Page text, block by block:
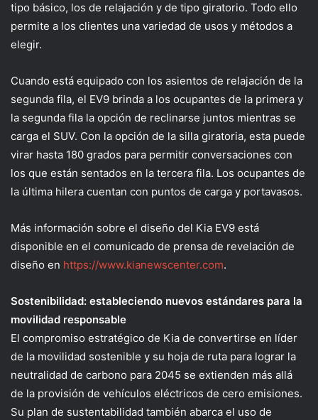
tipo básico, los de relajación y de tipo giratorio. Todo ello
permite a los clientes una variedad de usos y métodos a
elegir.
Cuando está equipado con los asientos de relajación de la
segunda fila, el EV9 brinda a los ocupantes de la primera y
la segunda fila la opción de reclinarse juntos mientras se
carga el SUV. Con la opción de la silla giratoria, esta puede
virar hasta 180 grados para permitir conversaciones con
los que están sentados en la tercera fila. Los ocupantes de
la última hilera cuentan con puntos de carga y portavasos.
Más información sobre el diseño del Kia EV9 está
disponible en el comunicado de prensa de revelación de
diseño en https://www.kianewscenter.com.
Sostenibilidad: estableciendo nuevos estándares para la
movilidad responsable
El compromiso estratégico de Kia de convertirse en líder
de la movilidad sostenible y su hoja de ruta para lograr la
neutralidad de carbono para 2045 se extienden más allá
de la provisión de vehículos eléctricos de cero emisiones.
Su plan de sustentabilidad también abarca el uso de